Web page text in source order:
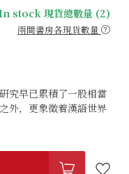
stock 現貨總數量 (2)
兩間書房各現貨數量
究早已累積了一股相當
外，更象徵着漢語世界